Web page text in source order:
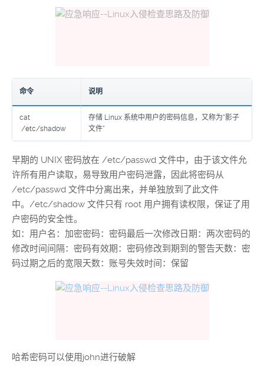
命令 说明
cat
/etc/shadow
存储 Linux 系统中用户的密码信息，又称为“影子
文件”
早期的 UNIX 密码放在 /etc/passwd 文件中，由于该文件允
许所有用户读取，易导致用户密码泄露，因此将密码从
/etc/passwd 文件中分离出来，并单独放到了此文件
中。/etc/shadow 文件只有 root 用户拥有读权限，保证了用
户密码的安全性。
如：用户名：加密密码：密码最后一次修改日期：两次密码的
修改时间间隔：密码有效期：密码修改到期到的警告天数：密
码过期之后的宽限天数：账号失效时间：保留
哈希密码可以使用john进行破解